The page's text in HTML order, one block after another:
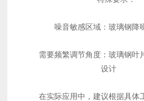
噪音敏感区域：玻璃钢降
需要频繁调节角度：玻璃钢叶
设计
在实际应用中，建议根据具体